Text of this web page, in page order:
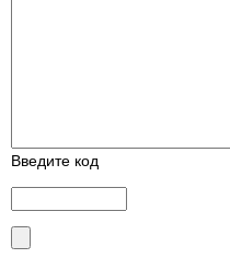
Введите код